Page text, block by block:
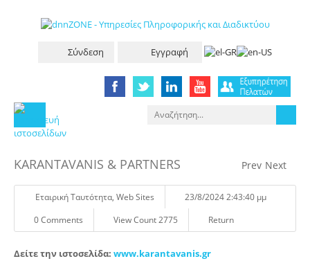
Σύνδεση Εγγραφή
Prev Next
KARANTAVANIS & PARTNERS
Eταιρική Tαυτότητα, Web Sites
23/8/2024 2:43:40 μμ
0 Comments
View Count 2775 Return
Δείτε την ιστοσελίδα: www.karantavanis.gr